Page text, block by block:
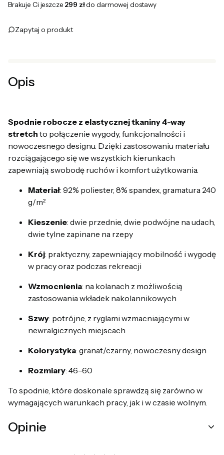
Brakuje Ci jeszcze 299 złdo darmowej dostawy
Zapytaj o produkt
Opis
Spodnie robocze z elastycznej tkaniny 4-way
stretch to połączenie wygody, funkcjonalności i
nowoczesnego designu. Dzięki zastosowaniu materiału
rozciągającego się we wszystkich kierunkach
zapewniają swobodę ruchów i komfort użytkowania.
Materiał: 92% poliester, 8% spandex, gramatura 240
g/m²
Kieszenie: dwie przednie, dwie podwójne na udach,
dwie tylne zapinane na rzepy
Krój: praktyczny, zapewniający mobilność i wygodę
w pracy oraz podczas rekreacji
Wzmocnienia: na kolanach z możliwością
zastosowania wkładek nakolannikowych
Szwy: potrójne, z ryglami wzmacniającymi w
newralgicznych miejscach
Kolorystyka: granat/czarny, nowoczesny design
Rozmiary: 46–60
To spodnie, które doskonale sprawdzą się zarówno w
wymagających warunkach pracy, jak i w czasie wolnym.
Opinie